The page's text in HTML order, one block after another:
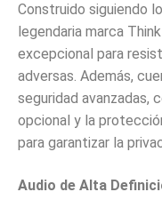
Construido siguiendo
legendaria marca
excepcional para
adversas. Además,
seguridad avanzadas,
opcional y la
para garantizar la
Audio de Alta